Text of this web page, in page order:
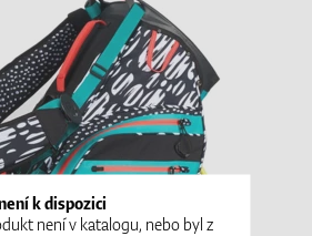
k dispozici
není v katalogu, nebo byl z